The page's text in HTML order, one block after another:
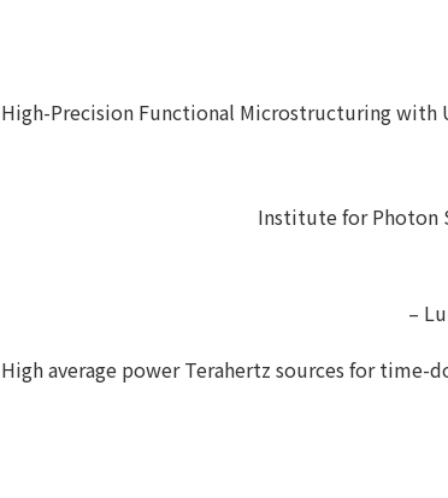
High-Precision Functional Microstructuring with
Institute for Photon
–
High average power Terahertz sources for time-